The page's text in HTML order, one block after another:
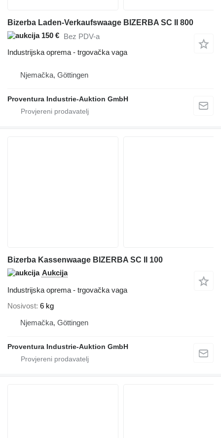
Bizerba Laden-Verkaufswaage BIZERBA SC II 800
150 € Bez PDV-a
Industrijska oprema - trgovačka vaga
Njemačka, Göttingen
Proventura Industrie-Auktion GmbH
Bizerba Kassenwaage BIZERBA SC II 100
Aukcija
Industrijska oprema - trgovačka vaga
Nosivost 6 kg
Njemačka, Göttingen
Proventura Industrie-Auktion GmbH